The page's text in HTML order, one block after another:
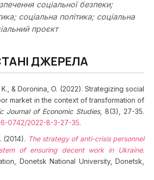
соціальної безпеки;
соціальна політика; соціальна
проєкт
ДЖЕРЕЛА
& Doronina, O. (2022). Strategizing social
market in the context of transformation of
Journal of Economic Studies, 8(3), 27-35.
0742/2022-8-3-27-35.
(2014). The strategy of anti-crisis personnel
of ensuring decent work in Ukraine.
Donetsk National University, Donetsk,